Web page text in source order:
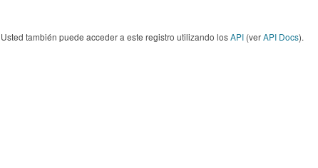
Usted también puede acceder a este registro utilizando losAPI (verAPI Docs).